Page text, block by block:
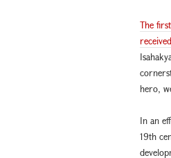
The
hero,
In an
19th